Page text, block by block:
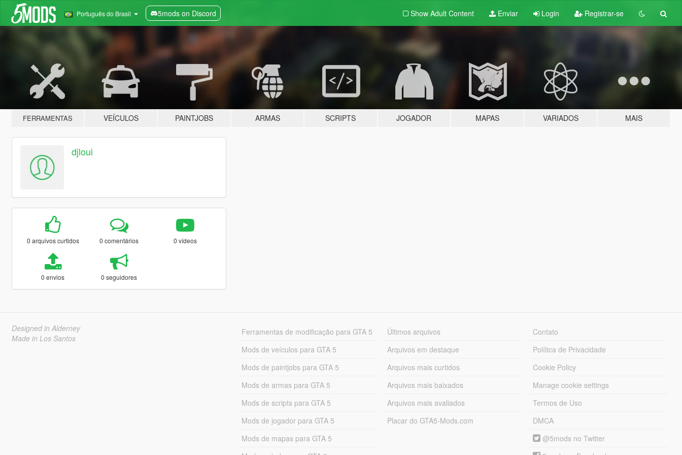
Português do Brasil 5mods on Discord Show Adult Content Enviar Login Registrar-se
FERRAMENTAS VEÍCULOS PAINTJOBS ARMAS SCRIPTS JOGADOR MAPAS VARIADOS MAIS
djloui
0 arquivos curtidos 0 comentários 0 vídeos
0 envios 0 seguidores
Designed in Alderney
Made in Los Santos
Ferramentas de modificação para GTA 5
Mods de veículos para GTA 5
Mods de paintjobs para GTA 5
Mods de armas para GTA 5
Mods de scripts para GTA 5
Mods de jogador para GTA 5
Mods de mapas para GTA 5
Últimos arquivos
Arquivos em destaque
Arquivos mais curtidos
Arquivos mais baixados
Arquivos mais avaliados
Placar do GTA5-Mods.com
Contato
Política de Privacidade
Cookie Policy
Manage cookie settings
Termos de Uso
DMCA
@5mods no Twitter